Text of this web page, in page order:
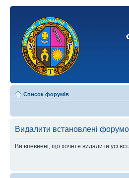
Список форумів
Видалити встановлені
Ви впевнені, що хочете видалити усі